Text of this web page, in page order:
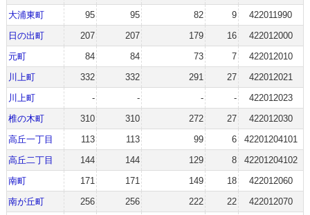
大浦東町
95 95 82 9
422011990
日の出町
207 207 179 16
422012000
元町
84 84 73 7
422012010
川上町
332 332 291 27
422012021
川上町
- - - -
422012023
椎の木町
310 310 272 27
422012030
高丘一丁目
113 113 99 6
42201204101
高丘二丁目
144 144 129 8
42201204102
南町
171 171 149 18
422012060
南が丘町
256 256 222 22
422012070